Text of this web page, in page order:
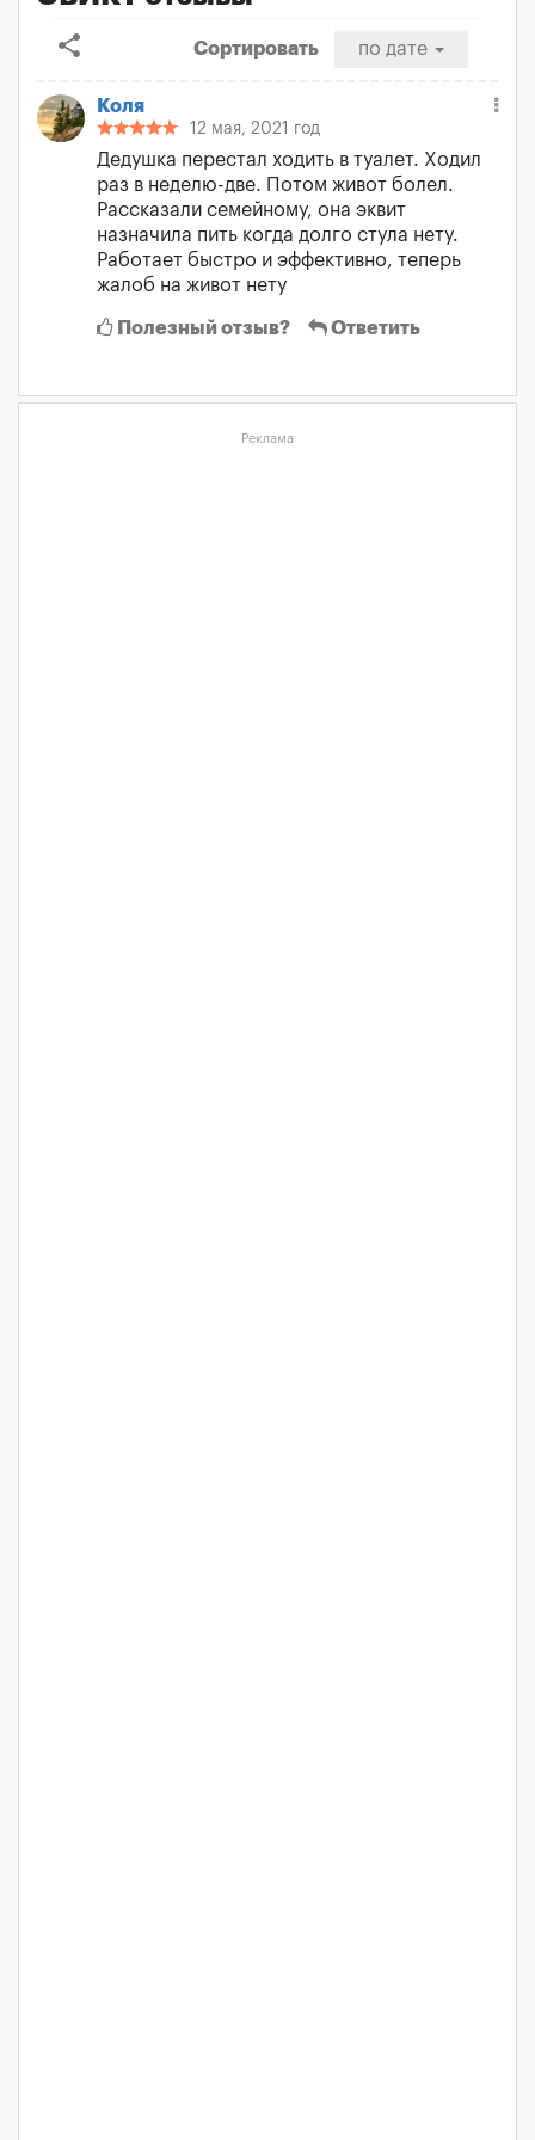
share
Сортировать по дате
Коля
12 мая, 2021 год
Дедушка перестал ходить в туалет. Ходил
раз в неделю-две. Потом живот болел.
Рассказали семейному, она эквит
назначила пить когда долго стула нету.
Работает быстро и эффективно, теперь
жалоб на живот нету
Полезный отзыв? Ответить
Реклама